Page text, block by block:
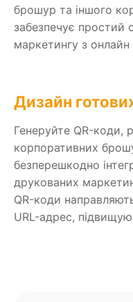
брошур та іншого
забезпечує простий
маркетингу з
Дизайн
Генеруйте QR-коди,
корпоративних
безперешкодно
друкованих
QR-коди
URL-адрес,